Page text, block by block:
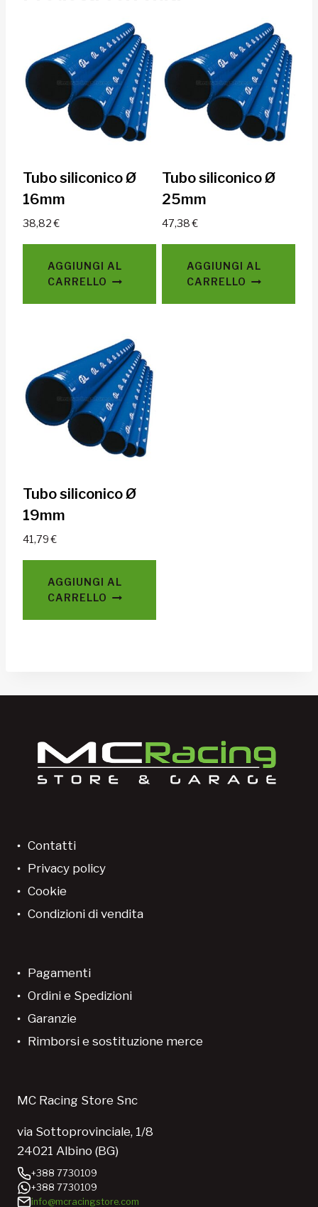
Tubo siliconico Ø
16mm
38,82€
AGGIUNGI AL
CARRELLO
Tubo siliconico Ø
25mm
47,38€
AGGIUNGI AL
CARRELLO
Tubo siliconico Ø
19mm
41,79€
AGGIUNGI AL
CARRELLO
Contatti
Privacy policy
Cookie
Condizioni di vendita
Pagamenti
Ordini e Spedizioni
Garanzie
Rimborsi e sostituzione merce
MC Racing Store Snc
via Sottoprovinciale, 1/8
24021 Albino (BG)
+388 7730109
+388 7730109
info@mcracingstore.com